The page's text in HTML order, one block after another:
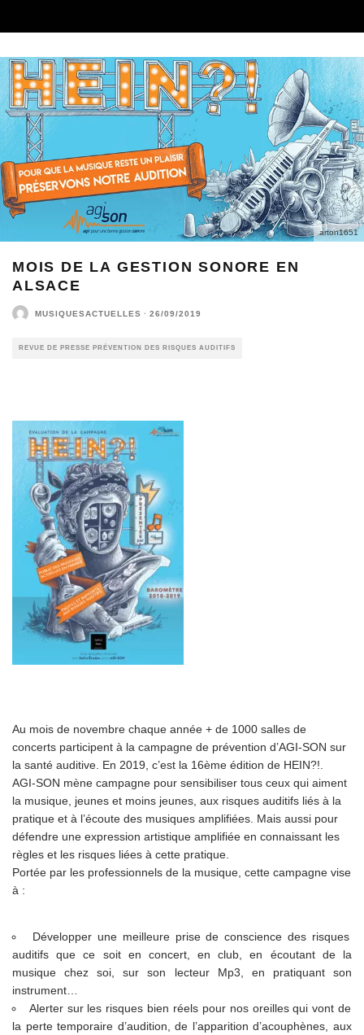
arton1651
MOIS DE LA GESTION SONORE EN
ALSACE
MUSIQUESACTUELLES · 26/09/2019
REVUE DE PRESSE PRÉVENTION DES RISQUES AUDITIFS
Au mois de novembre chaque année + de 1000 salles de
concerts participent à la campagne de prévention d’AGI-SON sur
la santé auditive. En 2019, c’est la 16ème édition de HEIN?!.
AGI-SON mène campagne pour sensibiliser tous ceux qui aiment
la musique, jeunes et moins jeunes, aux risques auditifs liés à la
pratique et à l’écoute des musiques amplifiées. Mais aussi pour
défendre une expression artistique amplifiée en connaissant les
règles et les risques liées à cette pratique.
Portée par les professionnels de la musique, cette campagne vise
à :
Développer une meilleure prise de conscience des risques
auditifs que ce soit en concert, en club, en écoutant de la
musique chez soi, sur son lecteur Mp3, en pratiquant son
instrument…
Alerter sur les risques bien réels pour nos oreilles qui vont de
la perte temporaire d’audition, de l’apparition d’acouphènes, aux